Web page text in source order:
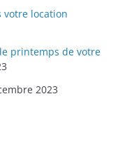
votre location
printemps de votre
2023